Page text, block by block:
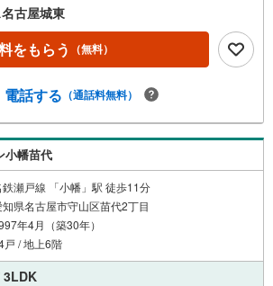
4日以内をご希望の方は「ご要望・ご質問欄」
ご記入ください！《東宝ハウス名古屋城東の
スタッフ一同、すべてのお客様に対して、自分
良い友人に対するときと同じ気持ちで接客さ
住宅ローンやその他のサービスの内容にもご満
たちが携わる不動産ビジネスでは安全で安心
することはプロとしての使命です。営業スタ
が常にサポートする体制で、ダブルチェック
何度も報告と確認を繰り返し、取引の安全性を
す。ご覧いただきありがとうございます！
古屋城東
をもらう （無料）
電話する （通話料無料）
小幡苗代
鉄瀬戸線 「小幡」駅 徒歩11分
知県名古屋市守山区苗代2丁目
年4月（築30年）
戸 / 地上6階
3LDK